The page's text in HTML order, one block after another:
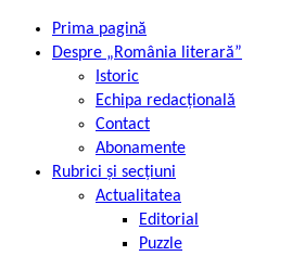
Prima pagină
Despre „România literară”
Istoric
Echipa redacțională
Contact
Abonamente
Rubrici și secțiuni
Actualitatea
Editorial
Puzzle